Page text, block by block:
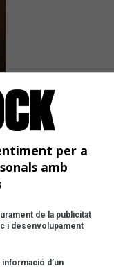
per a
amb
de la publicitat
i desenvolupament
d’un